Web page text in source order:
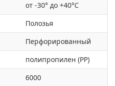
от -30° до +40°С
Полозья
Перфорированный
полипропилен (PP)
6000